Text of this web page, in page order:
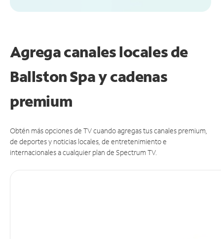
Agrega canales locales de
Ballston Spa y cadenas
premium
Obtén más opciones de TV cuando agregas tus canales premium,
de deportes y noticias locales, de entretenimiento e
internacionales a cualquier plan de Spectrum TV.